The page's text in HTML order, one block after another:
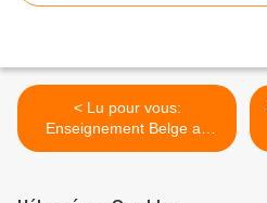
< Lu pour vous:
Enseignement Belge au
Congo-Kinshasa 1890-1908